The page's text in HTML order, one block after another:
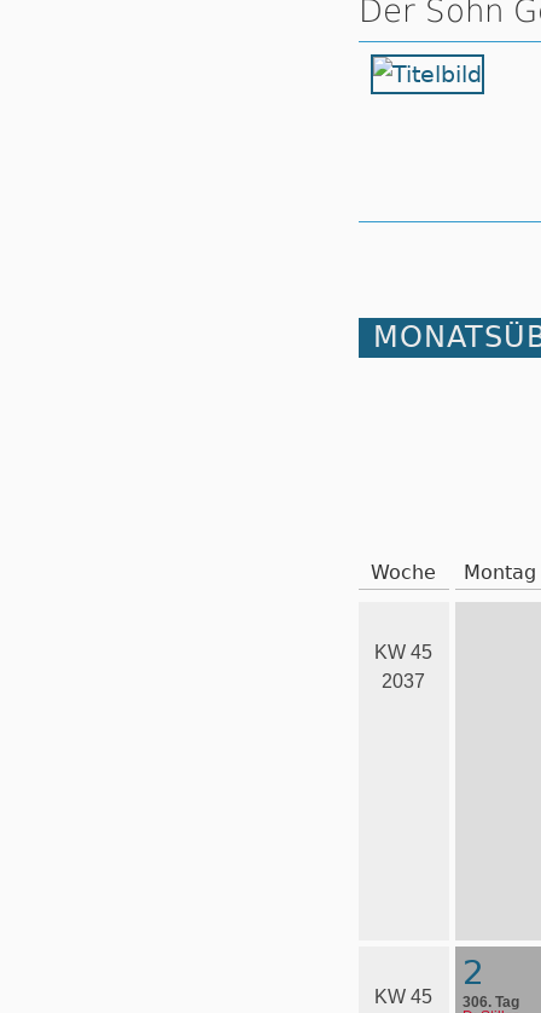
Der Sohn
Woche Montag
KW 45
2037
KW 45
2
306. Tag